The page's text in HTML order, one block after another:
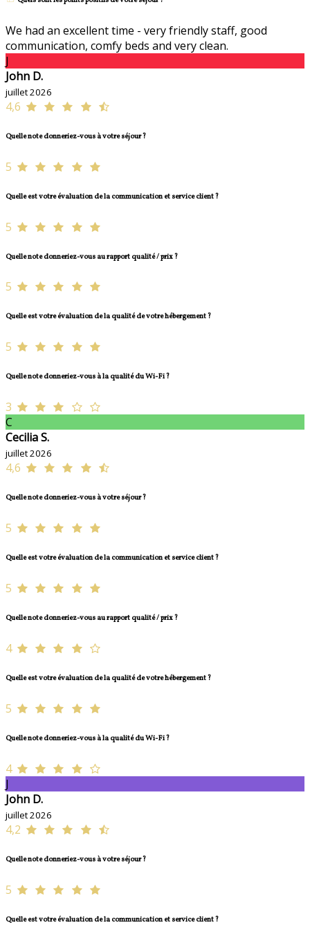
We had an excellent time - very friendly staff, good
communication, comfy beds and very clean.
J
John D.
juillet 2026
4,6
Quelle note donneriez-vous à votre séjour ?
5
Quelle est votre évaluation de la communication et service client ?
5
Quelle note donneriez-vous au rapport qualité / prix ?
5
Quelle est votre évaluation de la qualité de votre hébergement ?
5
Quelle note donneriez-vous à la qualité du Wi-Fi ?
3
C
Cecilia S.
juillet 2026
4,6
Quelle note donneriez-vous à votre séjour ?
5
Quelle est votre évaluation de la communication et service client ?
5
Quelle note donneriez-vous au rapport qualité / prix ?
4
Quelle est votre évaluation de la qualité de votre hébergement ?
5
Quelle note donneriez-vous à la qualité du Wi-Fi ?
4
J
John D.
juillet 2026
4,2
Quelle note donneriez-vous à votre séjour ?
5
Quelle est votre évaluation de la communication et service client ?